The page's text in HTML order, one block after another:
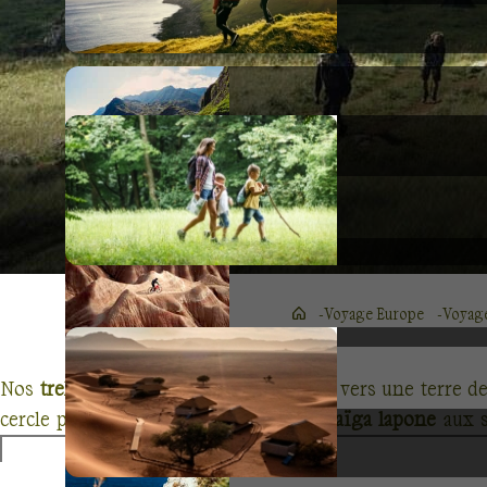
Voyage Europe
Nos treks en Norvègevous emmènent vers une terre
cercle polaire. D'Oslo à Bergen, de lataïga lapone aux
archipels des Lofotenet desVesterålen, sans oublier les